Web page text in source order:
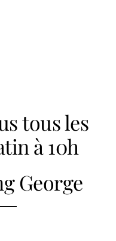
tous les
à 10h
George